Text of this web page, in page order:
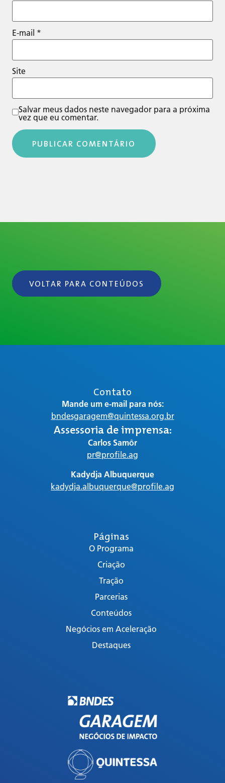
E-mail *
Site
Salvar meus dados neste navegador para a próxima
vez que eu comentar.
VOLTAR PARA CONTEÚDOS
Páginas
O Programa
Criação
Tração
Parcerias
Conteúdos
Negócios em Aceleração
Destaques
Contato
Mande um e-mail para nós:
bndesgaragem@quintessa.org.br
Assessoria de imprensa:
Carlos Samôr
pr@profile.ag
Kadydja Albuquerque
kadydja.albuquerque@profile.ag